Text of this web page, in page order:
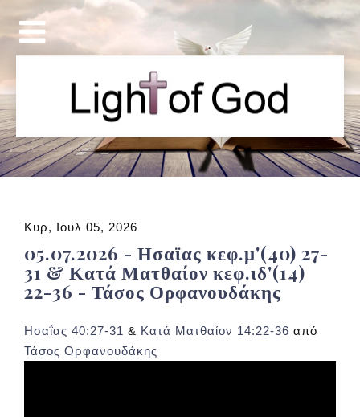
Κυρ, Ιουλ 05, 2026
05.07.2026 - Ησαϊας κεφ.μ'(40) 27-
31 & Κατά Ματθαίον κεφ.ιδ'(14)
22-36 - Τάσος Ορφανουδάκης
Ησαΐας 40:27-31 & Κατά Ματθαίον 14:22-36 από
Τάσος Ορφανουδάκης